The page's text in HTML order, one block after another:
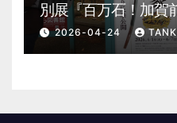
別展『百万石！加
野公園 美術館・博
2026-04-24